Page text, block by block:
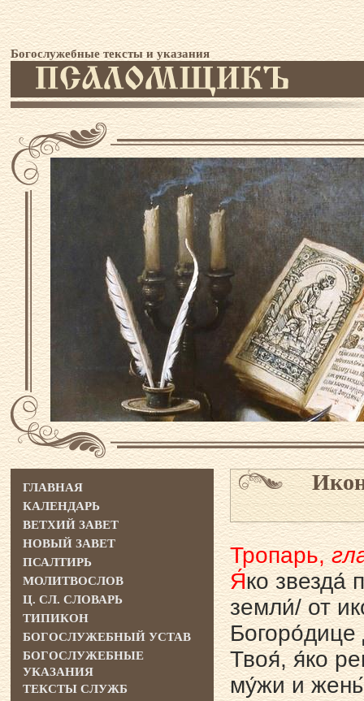
Богослужебные тексты и указания
Тропарь,
Я́ко звезда́
земли́/ от
Твоя́, я́ко
му́жи и
ГЛАВНАЯ
КАЛЕНДАРЬ
ВЕТХИЙ ЗАВЕТ
НОВЫЙ ЗАВЕТ
ПСАЛТИРЬ
МОЛИТВОСЛОВ
Ц. СЛ. СЛОВАРЬ
ТИПИКОН
БОГОСЛУЖЕБНЫЙ УСТАВ
БОГОСЛУЖЕБНЫЕ
УКАЗАНИЯ
ТЕКСТЫ СЛУЖБ